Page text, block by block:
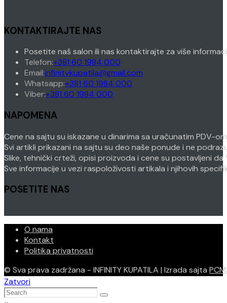
KONTAKTIRAJTE NAS
Posetite naš salon ili nas kontaktirajte za više
Telefon:+381 60 1984 000
in
your
Email:infinitykupatila@gmail.com
Whatsapp:+381 60 1984 000
Viber:+381 60 1984 000
NAPOMENA
Cene na sajtu su iskazane u dinarima sa uračunatim PDV-
Svi artikli prikazani na sajtu su deo naše ponude i ne
Slike, tehnički crteži, opisi proizvoda i cene su postavljeni
Sve informacije u vezi raspoloživosti artikala i njihovih
POSETITE NAS
O nama
Kontakt
Politika privatnosti
© Sva prava zadržana - INFINITY KUPATILA | Izrada sajta
Zatvori